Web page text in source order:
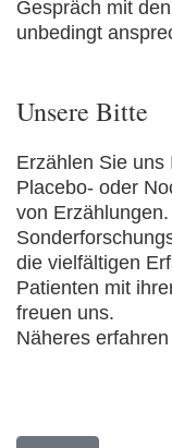
Gespräch mit
unbedingt
Unsere Bitte
Erzählen Sie
Placebo- oder
von
die vielfältigen
Patienten mit
freuen uns.
Näheres